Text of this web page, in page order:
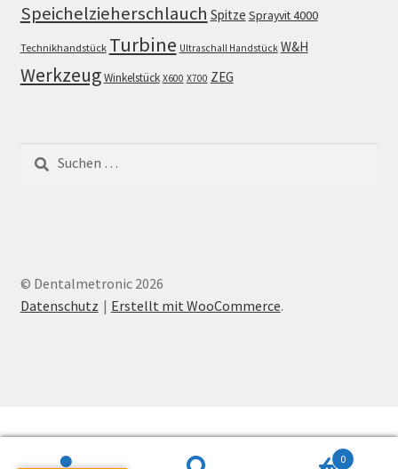
Speichelzieherschlauch Spitze Sprayvit 4000
Technikhandstück Turbine Ultraschall Handstück W&H
WerkzeugWinkelstück X600 X700 ZEG
Suchen
nach:
© Dentalmetronic 2026
Datenschutz
Erstellt mit WooCommerce.
0